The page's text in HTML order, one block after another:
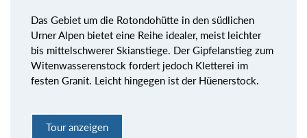
Das Gebiet um die Rotondohütte in den südlichen
Urner Alpen bietet eine Reihe idealer, meist leichter
bis mittelschwerer Skianstiege. Der Gipfelanstieg zum
Witenwasserenstock fordert jedoch Kletterei im
festen Granit. Leicht hingegen ist der Hüenerstock.
Tour anzeigen